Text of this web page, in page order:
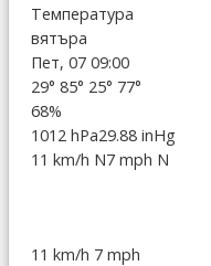
Температура
вятъра
Пет, 07 09:00
29° 85° 25° 77°
68%
1012 hPa29.88 inHg
11 km/h N7 mph N
11 km/h 7 mph